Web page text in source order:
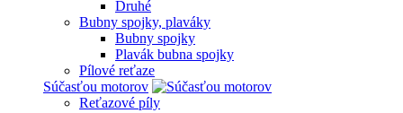
Druhé
Bubny spojky, plaváky
Bubny spojky
Plavák bubna spojky
Pílové reťaze
Súčasťou motorov
Reťazové píly